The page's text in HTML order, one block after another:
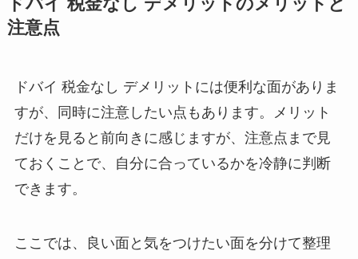
注意点
ドバイ 税金なし デメリットには便利な面がありま
すが、同時に注意したい点もあります。メリット
だけを見ると前向きに感じますが、注意点まで見
ておくことで、自分に合っているかを冷静に判断
できます。
ここでは、良い面と気をつけたい面を分けて整理